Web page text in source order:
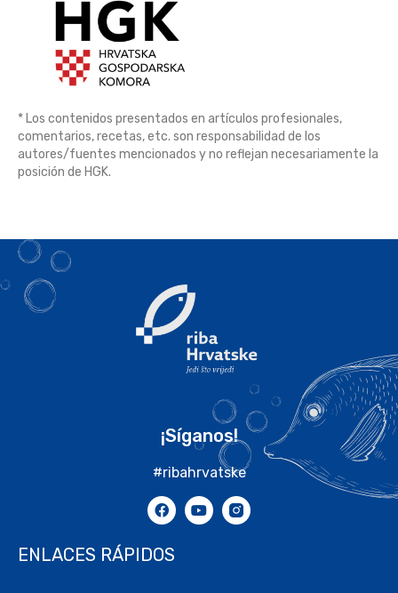
* Los contenidos presentados en artículos profesionales,
comentarios, recetas, etc. son responsabilidad de los
autores/fuentes mencionados y no reflejan necesariamente la
posición de HGK.
¡Síganos!
#ribahrvatske
ENLACES RÁPIDOS